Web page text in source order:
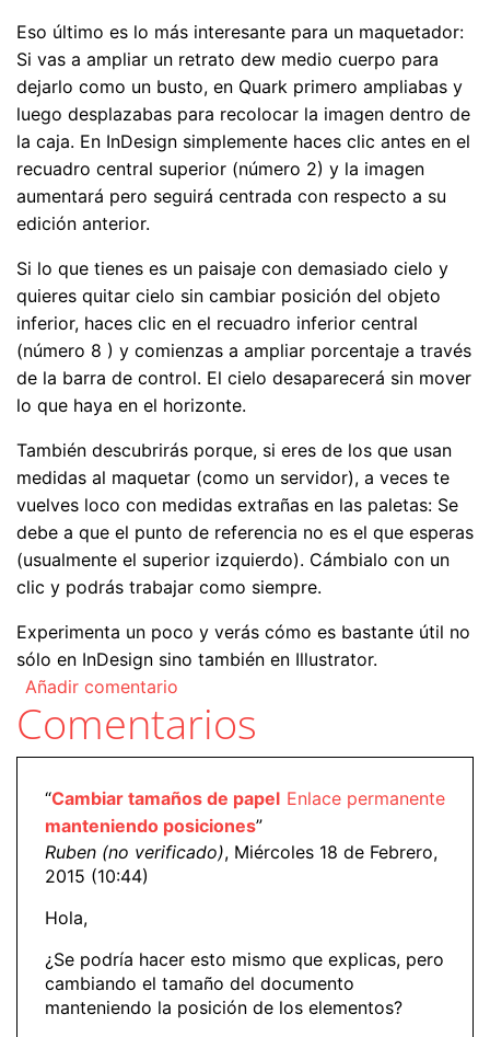
Eso último es lo más interesante para un maquetador:
Si vas a ampliar un retrato dew medio cuerpo para
dejarlo como un busto, en Quark primero ampliabas y
luego desplazabas para recolocar la imagen dentro de
la caja. En InDesign simplemente haces clic antes en el
recuadro central superior (número 2) y la imagen
aumentará pero seguirá centrada con respecto a su
edición anterior.
Si lo que tienes es un paisaje con demasiado cielo y
quieres quitar cielo sin cambiar posición del objeto
inferior, haces clic en el recuadro inferior central
(número 8 ) y comienzas a ampliar porcentaje a través
de la barra de control. El cielo desaparecerá sin mover
lo que haya en el horizonte.
También descubrirás porque, si eres de los que usan
medidas al maquetar (como un servidor), a veces te
vuelves loco con medidas extrañas en las paletas: Se
debe a que el punto de referencia no es el que esperas
(usualmente el superior izquierdo). Cámbialo con un
clic y podrás trabajar como siempre.
Experimenta un poco y verás cómo es bastante útil no
sólo en InDesign sino también en Illustrator.
Añadir comentario
Comentarios
Enlace permanente
“Cambiar tamaños de papel
manteniendo posiciones”
Ruben (no verificado), Miércoles 18 de Febrero,
2015 (10:44)
Hola,
¿Se podría hacer esto mismo que explicas, pero
cambiando el tamaño del documento
manteniendo la posición de los elementos?